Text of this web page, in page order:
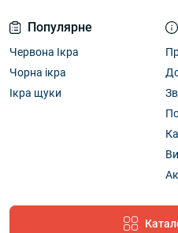
Популярне
Червона Ікра
Чорна ікра
Ікра щуки